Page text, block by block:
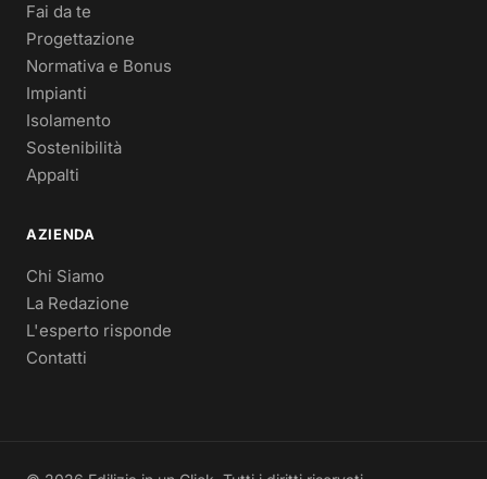
Fai da te
Progettazione
Normativa e Bonus
Impianti
Isolamento
Sostenibilità
Appalti
AZIENDA
Chi Siamo
La Redazione
L'esperto risponde
Contatti